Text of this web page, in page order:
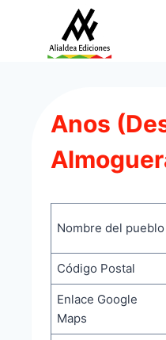
contenido
Anos
Nombre del pueblo
Código Postal
Enlace Google
Maps